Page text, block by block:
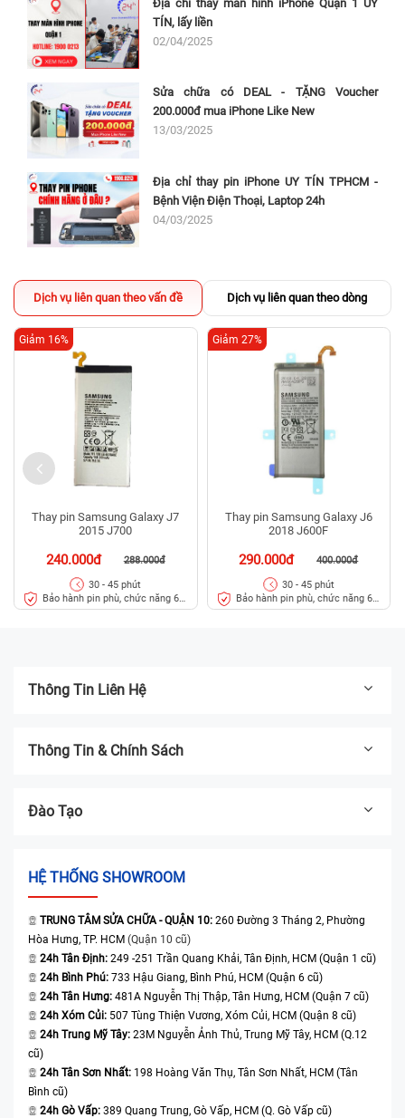
Địa chỉ thay màn hình iPhone Quận 1 UY
TÍN, lấy liền
02/04/2025
Sửa chữa có DEAL - TẶNG Voucher
200.000đ mua iPhone Like New
13/03/2025
Địa chỉ thay pin iPhone UY TÍN TPHCM -
Bệnh Viện Điện Thoại, Laptop 24h
04/03/2025
Dịch vụ liên quan theo vấn đề Dịch vụ liên quan theo dòng
Thay pin Samsung Galaxy J7
2015 J700
240.000đ 288.000đ
Giảm 16%
30 - 45 phút
Bảo hành pin phù, chức năng 6
tháng
Thay pin Samsung Galaxy J6
2018 J600F
290.000đ 400.000đ
Giảm 27%
30 - 45 phút
Bảo hành pin phù, chức năng 6
tháng
Thông Tin Liên Hệ
Thông Tin & Chính Sách
Đào Tạo
HỆ THỐNG SHOWROOM
TRUNG TÂM SỬA CHỮA - QUẬN 10: 260 Đường 3 Tháng 2, Phường
Hòa Hưng, TP. HCM (Quận 10 cũ)
24h Tân Định: 249 -251 Trần Quang Khải, Tân Định, HCM (Quận 1 cũ)
24h Bình Phú: 733 Hậu Giang, Bình Phú, HCM (Quận 6 cũ)
24h Tân Hưng: 481A Nguyễn Thị Thập, Tân Hưng, HCM (Quận 7 cũ)
24h Xóm Củi: 507 Tùng Thiện Vương, Xóm Củi, HCM (Quận 8 cũ)
24h Trung Mỹ Tây: 23M Nguyễn Ảnh Thủ, Trung Mỹ Tây, HCM (Q.12
cũ)
24h Tân Sơn Nhất: 198 Hoàng Văn Thụ, Tân Sơn Nhất, HCM (Tân
Bình cũ)
24h Gò Vấp: 389 Quang Trung, Gò Vấp, HCM (Q. Gò Vấp cũ)